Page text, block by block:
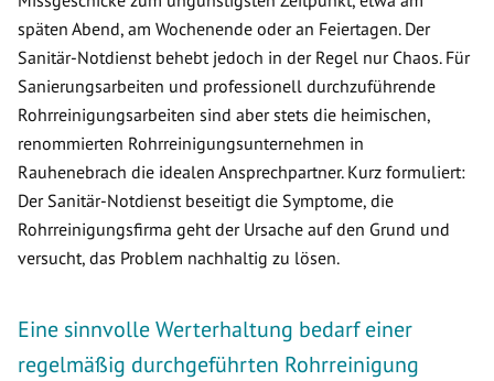
späten Abend, am Wochenende oder an Feiertagen. Der
Sanitär-Notdienst behebt jedoch in der Regel nur Chaos. Für
Sanierungsarbeiten und professionell durchzuführende
Rohrreinigungsarbeiten sind aber stets die heimischen,
renommierten Rohrreinigungsunternehmen in
Rauhenebrach die idealen Ansprechpartner. Kurz formuliert:
Der Sanitär-Notdienst beseitigt die Symptome, die
Rohrreinigungsfirma geht der Ursache auf den Grund und
versucht, das Problem nachhaltig zu lösen.
Eine sinnvolle Werterhaltung bedarf einer
regelmäßig durchgeführten Rohrreinigung